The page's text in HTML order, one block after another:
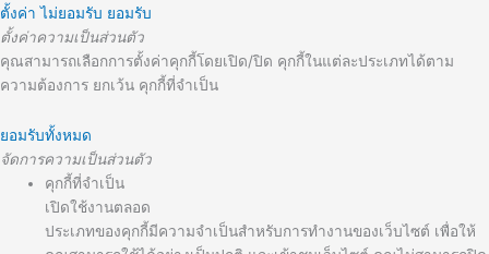
ตั้งค่า ไม่ยอมรับ ยอมรับ
ตั้งค่าความเป็นส่วนตัว
คุณสามารถเลือกการตั้งค่าคุกกี้โดยเปิด/ปิด คุกกี้ในแต่ละประเภทได้ตาม
ความต้องการ ยกเว้น คุกกี้ที่จำเป็น
ยอมรับทั้งหมด
จัดการความเป็นส่วนตัว
คุกกี้ที่จำเป็น
เปิดใช้งานตลอด
ประเภทของคุกกี้มีความจำเป็นสำหรับการทำงานของเว็บไซต์ เพื่อให้